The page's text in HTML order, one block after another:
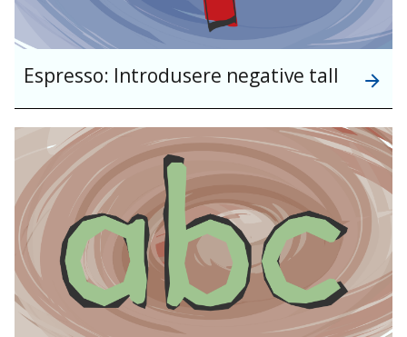
Espresso: Introdusere negative tall